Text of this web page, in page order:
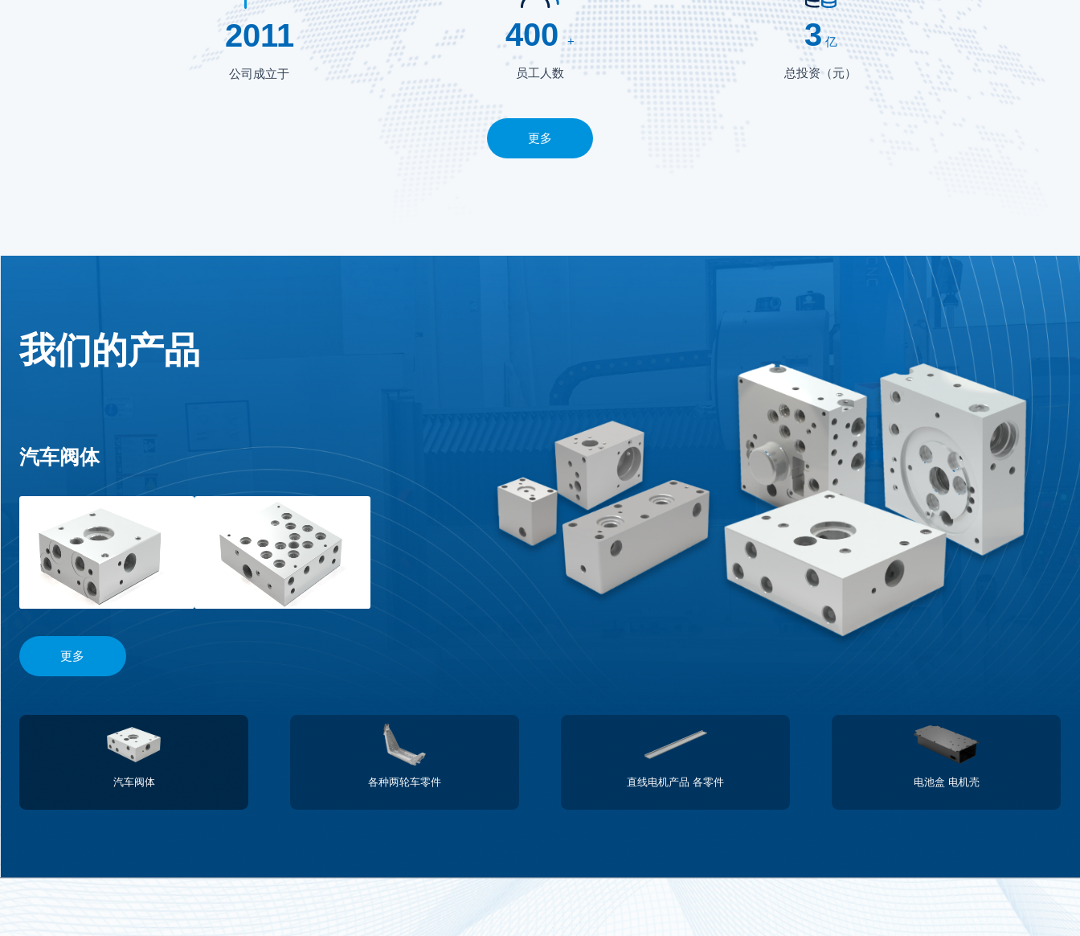
2011
公司成立于
400+
员工人数
3 亿
总投资（元）
更多
我们的产品
汽车阀体
更多
汽车阀体 各种两轮车零件 直线电机产品 各零件 电池盒 电机壳